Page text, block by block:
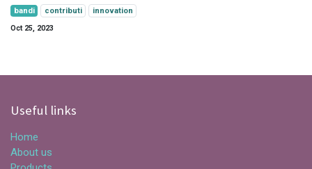
bandi contributi
innovation
Oct 25, 2023
Useful links
Home
About us